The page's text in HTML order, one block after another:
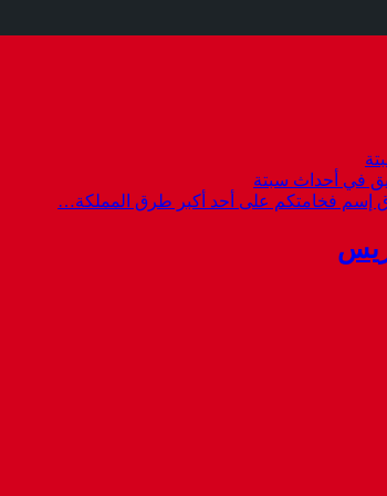
في أحداث سبتة
إسم فخامتكم على أحد أكبر طرق المملكة…